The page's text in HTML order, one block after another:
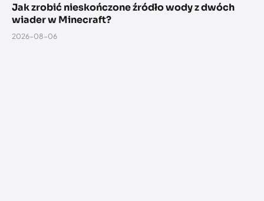
Jak zrobić nieskończone źródło wody z dwóch
wiader w Minecraft?
2026-08-06